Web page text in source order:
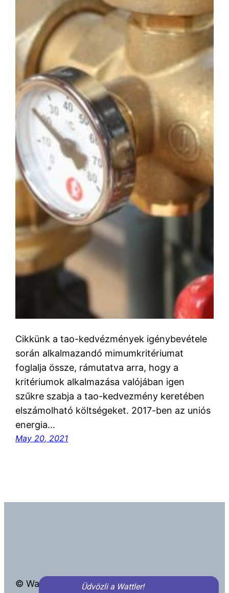
Cikkünk a tao-kedvézmények igénybevétele
során alkalmazandó mimumkritériumat
foglalja össze, rámutatva arra, hogy a
kritériumok alkalmazása valójában igen
szűkre szabja a tao-kedvezmény keretében
elszámolható költségeket. 2017-ben az uniós
energia…
May 20, 2021
© Wattler Kft. info@wattler.eu